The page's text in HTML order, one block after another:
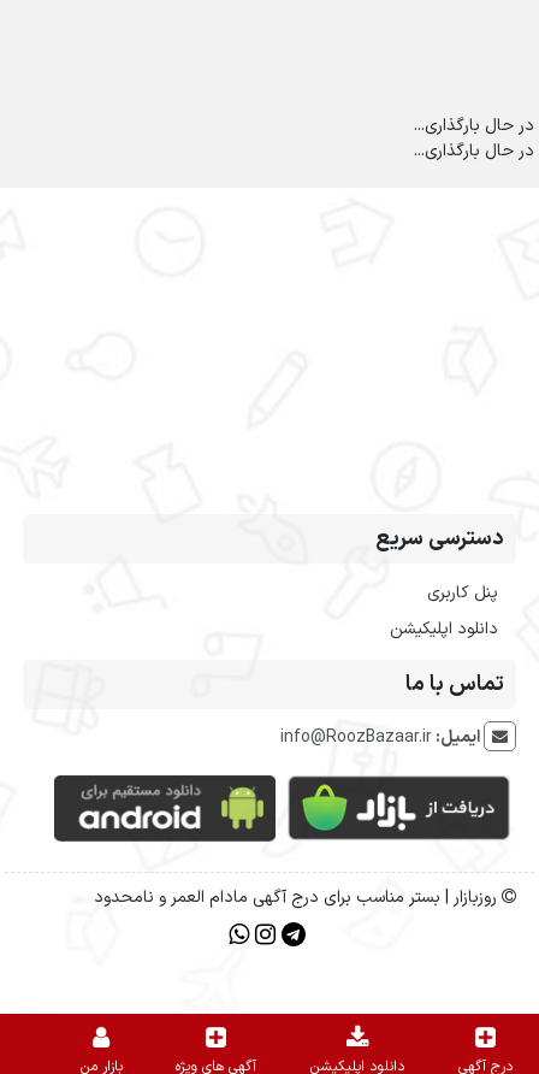
در حال بارگذاری...
در حال بارگذاری...
دسترسی سریع
پنل کاربری
دانلود اپلیکیشن
تماس با ما
ایمیل:info@RoozBazaar.ir
روزبازار | بستر مناسب برای درج آگهی مادام العمر و نامحدود
درج آگهی دانلود اپلیکیشن آگهی های ویژه بازارِ من